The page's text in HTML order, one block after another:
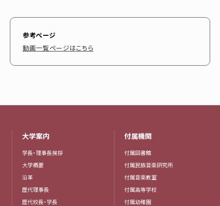
参考ページ
動画一覧ページはこちら
大学案内
学長・理事長挨拶
大学概要
沿革
歴代理事長
歴代校長・学長
付属機関
付属図書館
付属民族音楽研究所
付属音楽教室
付属高等学校
付属幼稚園